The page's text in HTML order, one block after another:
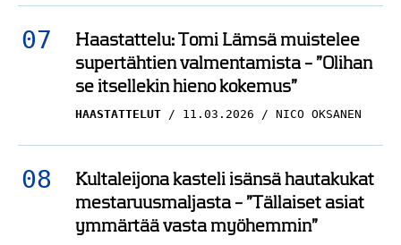
Haastattelu: Tomi Lämsä muistelee
supertähtien valmentamista – ”Olihan
se itsellekin hieno kokemus”
HAASTATTELUT 11.03.2026 NICO OKSANEN
Kultaleijona kasteli isänsä hautakukat
mestaruusmaljasta – ”Tällaiset asiat
ymmärtää vasta myöhemmin”